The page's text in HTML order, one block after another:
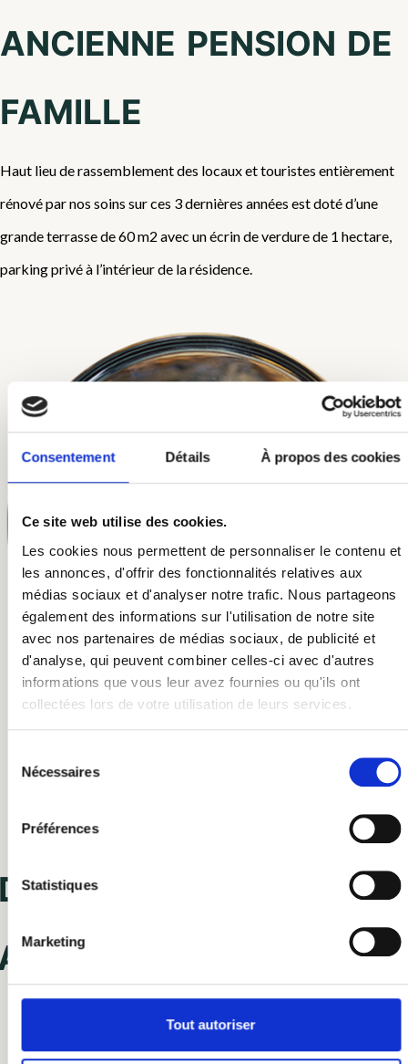
Consentement Détails À propos des cookies
Ce site web utilise des cookies.
Les cookies nous permettent de personnaliser le contenu et
les annonces, d'offrir des fonctionnalités relatives aux
médias sociaux et d'analyser notre trafic. Nous partageons
également des informations sur l'utilisation de notre site
avec nos partenaires de médias sociaux, de publicité et
d'analyse, qui peuvent combiner celles-ci avec d'autres
informations que vous leur avez fournies ou qu'ils ont
collectées lors de votre utilisation de leurs services.
Nécessaires
Préférences
Statistiques
Marketing
Tout autoriser
ancienne pension de
famille
Haut lieu de rassemblement des locaux et touristes entièrement
rénové par nos soins sur ces 3 dernières années est doté d’une
grande terrasse de 60 m2 avec un écrin de verdure de 1 hectare,
parking privé à l’intérieur de la résidence.
Une rénovation et
choix en
l’écologie et
circuit-court